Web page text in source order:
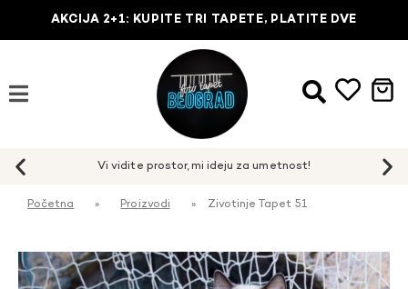
AKCIJA 2+1: KUPITE TRI TAPETE, PLATITE DVE
Početna » Proizvodi » Zivotinje Tapet 51